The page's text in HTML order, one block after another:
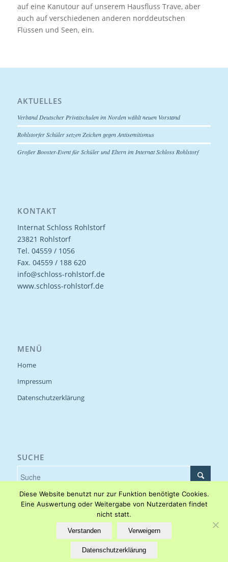
auf eine Kanutour auf unserem Hausfluss Trave, aber
auch auf verschiedenen anderen norddeutschen
Flüssen und Seen, ein.
AKTUELLES
Verband Deutscher Privatschulen im Norden wählt neuen Vorstand
Rohlstorfer Schüler setzen Zeichen gegen Antisemitismus
Großer Booster-Event für Schüler und Eltern im Internat Schloss Rohlstorf
KONTAKT
Internat Schloss Rohlstorf
23821 Rohlstorf
Tel. 04559 / 1056
Fax. 04559 / 188 620
info@schloss-rohlstorf.de
www.schloss-rohlstorf.de
MENÜ
Home
Impressum
Datenschutzerklärung
SUCHE
Cookieeinstellungen
Diese Website benutzt nur zur Funktion benötigte Cookies.
Eine Auswertung oder Weitergabe von Nutzerdaten findet
nicht statt.
Verstanden Verweigern
Datenschutzerklärung